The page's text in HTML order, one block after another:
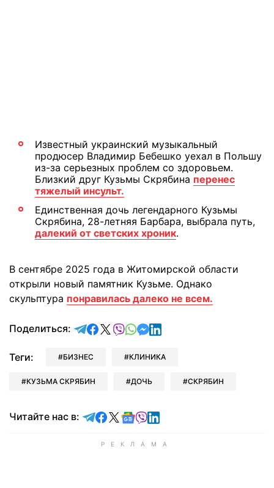
Известный украинский музыкальный
продюсер Владимир Бебешко уехал в Польшу
из-за серьезных проблем со здоровьем.
Близкий друг Кузьмы Скрябина перенес
тяжелый инсульт.
Единственная дочь легендарного Кузьмы
Скрябина, 28-летняя Барбара, выбрала путь,
далекий от светских хроник.
В сентябре 2025 года в Житомирской области
открыли новый памятник Кузьме. Однако
скульптура понравилась далеко не всем.
Поделиться: отправить в Telegram
поделиться в Facebook
поделиться в X
отправить в Viber
отправить в Whatsapp
отправить в Messenger
отправить в LinkedIn
Теги: БИЗНЕС КЛИНИКА
КУЗЬМА СКРЯБИН ДОЧЬ СКРЯБИН
Читайте нас в: Читайте в Telegram
Читайте в Facebook
Читайте в X
Читайте в Google news
Читайте в Viber
Читайте в LinkedIn